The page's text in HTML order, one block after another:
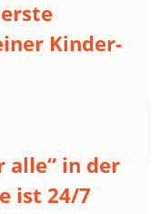
Kinder-
alle“ in der
ist 24/7